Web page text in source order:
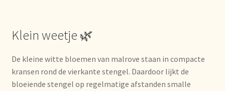
Online shop
Onlineshop
Onze visie op thee
Klein weetje 🌿
De kleine witte bloemen van malrove staan in compacte
kransen rond de vierkante stengel. Daardoor lijkt de
bloeiende stengel op regelmatige afstanden smalle